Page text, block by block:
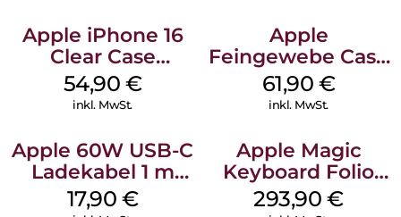
Apple iPhone 16
Clear Case
MagSafe
Transparent
54,90 €
inkl. MwSt.
Apple
Feingewebe Case
iPhone 15 Pro
MagSafe Schwarz
61,90 €
inkl. MwSt.
Apple 60W USB-C
Ladekabel 1 m
Weiß
17,90 €
Apple Magic
Keyboard Folio
iPad 10.9″ (10.Gen.)
293,90€